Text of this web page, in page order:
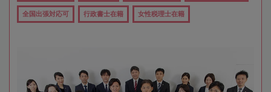
全国出張対応可 行政書士在籍 女性税理士在籍